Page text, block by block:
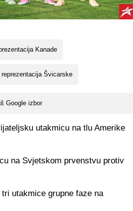
Kanade
reprezentacija Švicarske
Google izbor
utakmicu na tlu Amerike
na Svjetskom prvenstvu protiv
utakmice grupne faze na